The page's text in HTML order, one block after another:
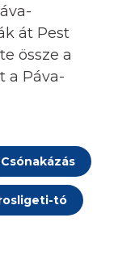
át Pest
össze a
a Páva-
Csónakázás
tó